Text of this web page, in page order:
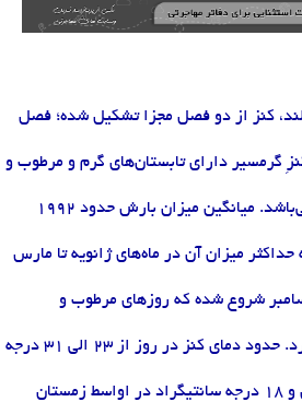
کنز از دو فصل مجزا تشکیل شده؛ فصل
دارای تابستان‌های گرم و مرطوب و
زمستان‌های ملایم و خشک می‌باشد. میانگین میزان بارش حدود 1992
میزان آن در ماه‌های ژانویه تا مارس
شروع شده که روزهای مرطوب و
شب‌های طوفانی را در پی دارد. حدود دمای کنز در روز از 23 الی 31 درجه
سانتیگراد در اواسط تابستان و 18 درجه سانتیگراد در اواسط زمستان